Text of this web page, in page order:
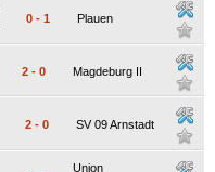
0 - 1 Plauen
2 - 0 Magdeburg II
2 - 0 SV 09 Arnstadt
Union